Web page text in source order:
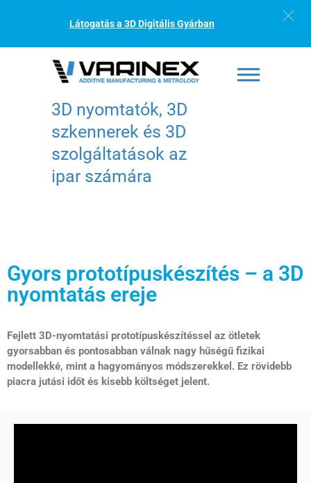
Látogatás a 3D Digitális Gyárban
3D nyomtatók, 3D
szkennerek és 3D
szolgáltatások az
ipar számára
Gyors prototípuskészítés – a 3D
nyomtatás ereje
Fejlett 3D-nyomtatási prototípuskészítéssel az ötletek
gyorsabban és pontosabban válnak nagy hűségű fizikai
modellekké, mint a hagyományos módszerekkel. Ez rövidebb
piacra jutási időt és kisebb költséget jelent.